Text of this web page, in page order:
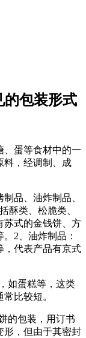
的包装形式
、蛋等食材中的一
料，经调制、成
品、油炸制品、
酥类、松脆类、
苏式的金钱饼、方
2、油炸制品：
，代表产品有京式
如蛋糕等，这类
比较短。
的包装，用订书
形，但由于其密封